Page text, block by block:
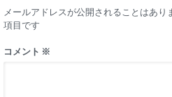
メールアドレスが公開されることはあり
項目です
コメント ※